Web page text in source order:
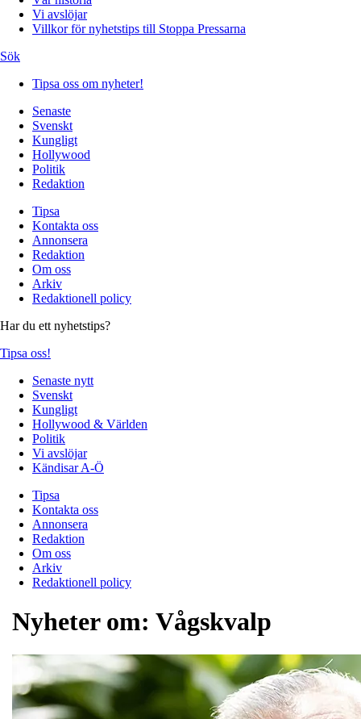
Vi avslöjar
Villkor för nyhetstips till Stoppa Pressarna
Sök
Tipsa oss om nyheter!
Senaste
Svenskt
Kungligt
Hollywood
Politik
Redaktion
Tipsa
Kontakta oss
Annonsera
Redaktion
Om oss
Arkiv
Redaktionell policy
Har du ett nyhetstips?
Tipsa oss!
Senaste nytt
Svenskt
Kungligt
Hollywood & Världen
Politik
Vi avslöjar
Kändisar A-Ö
Tipsa
Kontakta oss
Annonsera
Redaktion
Om oss
Arkiv
Redaktionell policy
Nyheter om: Vågskvalp